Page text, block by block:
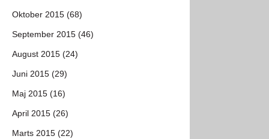
Oktober 2015 (68)
September 2015 (46)
August 2015 (24)
Juni 2015 (29)
Maj 2015 (16)
April 2015 (26)
Marts 2015 (22)